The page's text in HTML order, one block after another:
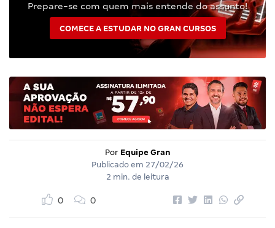
Prepare-se com quem mais entende do assunto!
COMECE A ESTUDAR NO GRAN CURSOS
Por Equipe Gran
Publicado em 27/02/26
2 min. de leitura
0 0